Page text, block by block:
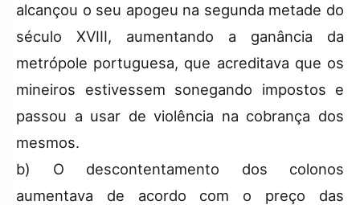
alcançou o seu apogeu na segunda metade do
século XVIII, aumentando a ganância da
metrópole portuguesa, que acreditava que os
mineiros estivessem sonegando impostos e
passou a usar de violência na cobrança dos
mesmos.
b) O descontentamento dos colonos
aumentava de acordo com o preço das